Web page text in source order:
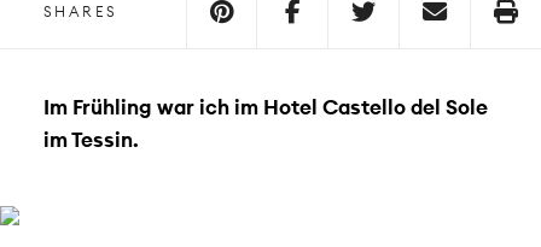
SHARES
Im Frühling war ich im Hotel Castello del Sole
im Tessin.